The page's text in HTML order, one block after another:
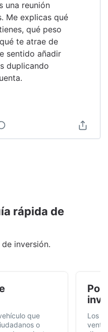
una reunión
Me explicas qué
qué peso
te atrae de
sentido añadir
duplicando
rápida de
inversión.
que
o
Por
Los